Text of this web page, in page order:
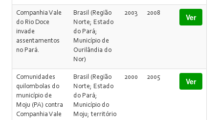
Companhia Vale
do Rio Doce
invade
assentamentos
no Pará.
Brasil (Região
Norte; Estado
do Pará;
Município de
Ourilândia do
Nor)
2003 2008 Ver
Comunidades
quilombolas do
município de
Moju (PA) contra
Companhia Vale
Brasil (Região
Norte; Estado
do Pará;
Município do
Moju; território
2000 2005 Ver